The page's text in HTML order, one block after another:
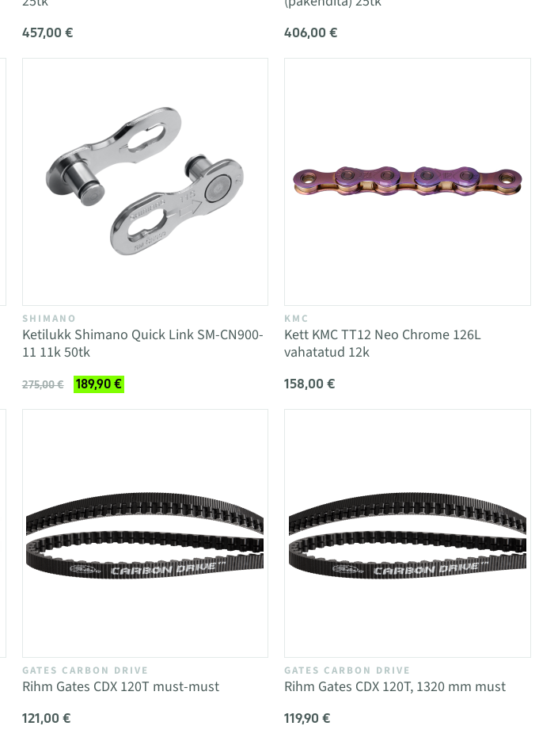
457,00 € 406,00 €
SHIMANO
Ketilukk Shimano Quick Link SM-CN900-
11 11k 50tk
275,00 € 189,90 €
KMC
Kett KMC TT12 Neo Chrome 126L
vahatatud 12k
158,00 €
GATES CARBON DRIVE
Rihm Gates CDX 120T must-must
121,00 €
GATES CARBON DRIVE
Rihm Gates CDX 120T, 1320 mm must
119,90 €